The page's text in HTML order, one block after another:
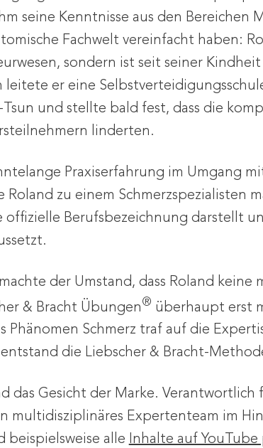
seine Kenntnisse aus den Bereichen
Fachwelt vereinfacht haben:
sondern ist seit seiner
leitete er eine
und stellte bald fest, dass die
linderten.
Praxiserfahrung im Umgang
Roland zu einem Schmerzspezialisten
offizielle Berufsbezeichnung darstellt
der Umstand, dass Roland keine
& Bracht Übungen® überhaupt erst
Phänomen Schmerz traf auf die
die Liebscher & Bracht-
das Gesicht der Marke. Verantwortlich
multidisziplinäres Expertenteam im
beispielsweise alle Inhalte auf